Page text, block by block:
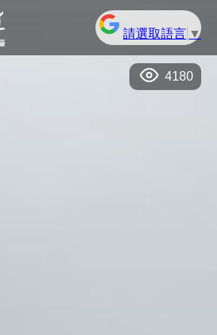
請選取語言 ▼
4180